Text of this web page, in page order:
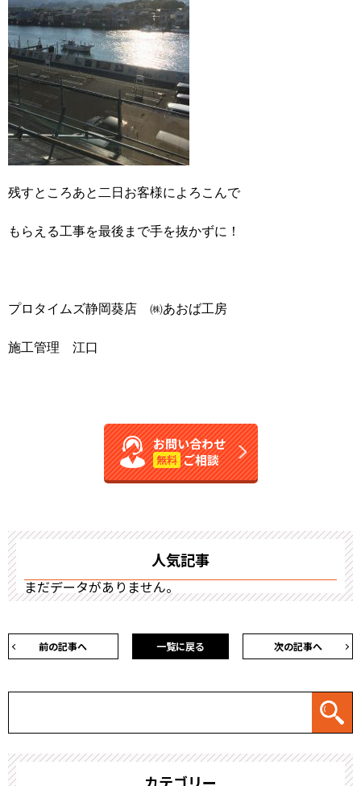
残すところあと二日お客様によろこんで
もらえる工事を最後まで手を抜かずに！
プロタイムズ静岡葵店 ㈱あおば工房
施工管理 江口
お問い合わせ
無料 ご相談
人気記事
まだデータがありません。
前の記事へ 次の記事へ
一覧に戻る